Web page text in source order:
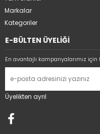
Markalar
Kategoriler
E-BÜLTEN ÜYELİĞİ
En avantajlı kampanyalarımız
Üyelikten ayrıl